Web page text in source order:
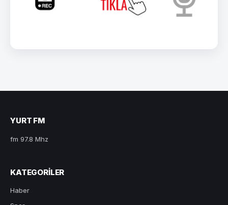
YURT FM
fm 97.8 Mhz
KATEGORILER
Haber